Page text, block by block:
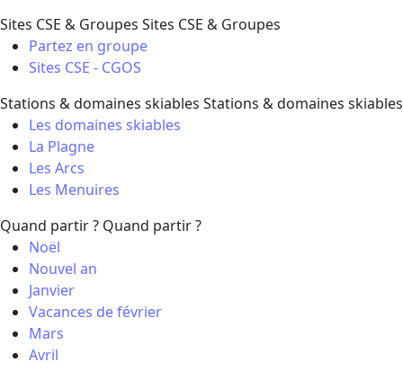
Sites CSE & Groupes Sites CSE & Groupes
Partez en groupe
Sites CSE - CGOS
Stations & domaines skiables Stations & domaines skiables
Les domaines skiables
La Plagne
Les Arcs
Les Menuires
Quand partir ? Quand partir ?
Noël
Nouvel an
Janvier
Vacances de février
Mars
Avril